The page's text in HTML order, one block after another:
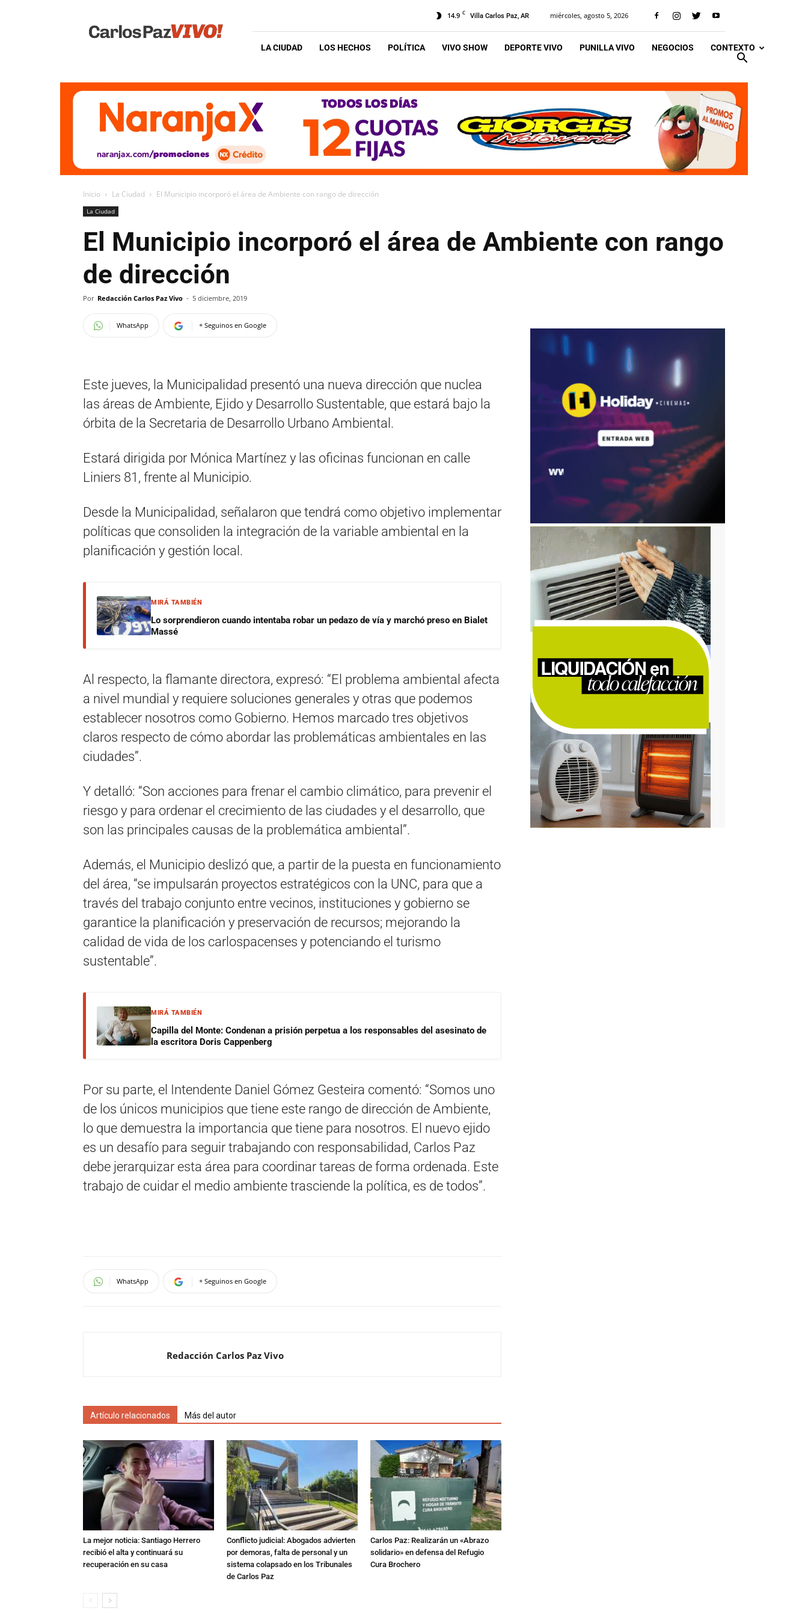
Vivo
14.9 C Villa Carlos Paz, AR miércoles, agosto 5, 2026
LA CIUDAD LOS HECHOS POLÍTICA VIVO SHOW DEPORTE VIVO PUNILLA VIVO NEGOCIOS CONTEXTO
Inicio La Ciudad El Municipio incorporó el área de Ambiente con rango de dirección
La Ciudad
El Municipio incorporó el área de Ambiente con rango
de dirección
Por Redacción Carlos Paz Vivo - 5 diciembre, 2019
WhatsApp + Seguinos en Google
Este jueves, la Municipalidad presentó una nueva dirección que nuclea
las áreas de Ambiente, Ejido y Desarrollo Sustentable, que estará bajo la
órbita de la Secretaria de Desarrollo Urbano Ambiental.
Estará dirigida por Mónica Martínez y las oficinas funcionan en calle
Liniers 81, frente al Municipio.
Desde la Municipalidad, señalaron que tendrá como objetivo implementar
políticas que consoliden la integración de la variable ambiental en la
planificación y gestión local.
MIRÁ TAMBIÉN
Lo sorprendieron cuando intentaba robar un pedazo de vía y marchó preso en Bialet
Massé
Al respecto, la flamante directora, expresó: “El problema ambiental afecta
a nivel mundial y requiere soluciones generales y otras que podemos
establecer nosotros como Gobierno. Hemos marcado tres objetivos
claros respecto de cómo abordar las problemáticas ambientales en las
ciudades”.
Y detalló: “Son acciones para frenar el cambio climático, para prevenir el
riesgo y para ordenar el crecimiento de las ciudades y el desarrollo, que
son las principales causas de la problemática ambiental”.
Además, el Municipio deslizó que, a partir de la puesta en funcionamiento
del área, “se impulsarán proyectos estratégicos con la UNC, para que a
través del trabajo conjunto entre vecinos, instituciones y gobierno se
garantice la planificación y preservación de recursos; mejorando la
calidad de vida de los carlospacenses y potenciando el turismo
sustentable”.
MIRÁ TAMBIÉN
Capilla del Monte: Condenan a prisión perpetua a los responsables del asesinato de
la escritora Doris Cappenberg
Por su parte, el Intendente Daniel Gómez Gesteira comentó: “Somos uno
de los únicos municipios que tiene este rango de dirección de Ambiente,
lo que demuestra la importancia que tiene para nosotros. El nuevo ejido
es un desafío para seguir trabajando con responsabilidad, Carlos Paz
debe jerarquizar esta área para coordinar tareas de forma ordenada. Este
trabajo de cuidar el medio ambiente trasciende la política, es de todos”.
WhatsApp + Seguinos en Google
Redacción Carlos Paz Vivo
Artículo relacionados Más del autor
La mejor noticia: Santiago Herrero
recibió el alta y continuará su
recuperación en su casa
Conflicto judicial: Abogados advierten
por demoras, falta de personal y un
sistema colapsado en los Tribunales
de Carlos Paz
Carlos Paz: Realizarán un «Abrazo
solidario» en defensa del Refugio
Cura Brochero